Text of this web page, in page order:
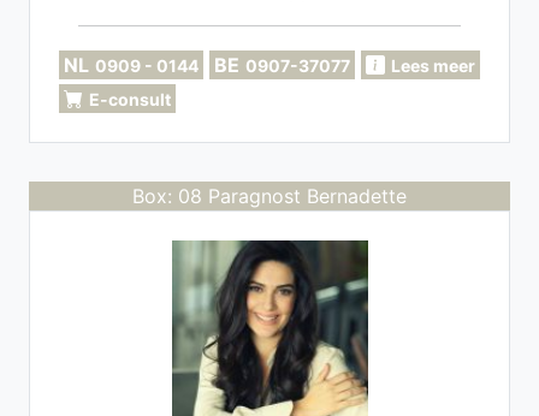
NL 0909 - 0144 BE 0907-37077
Lees meer
E-consult
Box: 08 Paragnost Bernadette